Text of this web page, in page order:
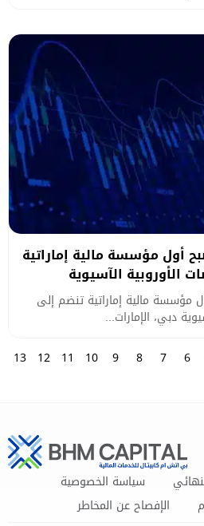
أول مؤسسة مالية إماراتية
الأوروبية الآسيوية
مؤسسة مالية إماراتية تنضم إلى
دبي، الإمارات...
6
7
8
9
10
11
12
13
سياسة الخصوصية
الإفصاح عن المخاطر